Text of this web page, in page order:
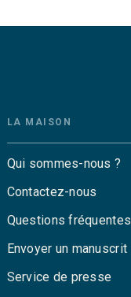
LA MAISON
Qui sommes-nous ?
Contactez-nous
Questions fréquentes
Envoyer un manuscrit
Service de presse